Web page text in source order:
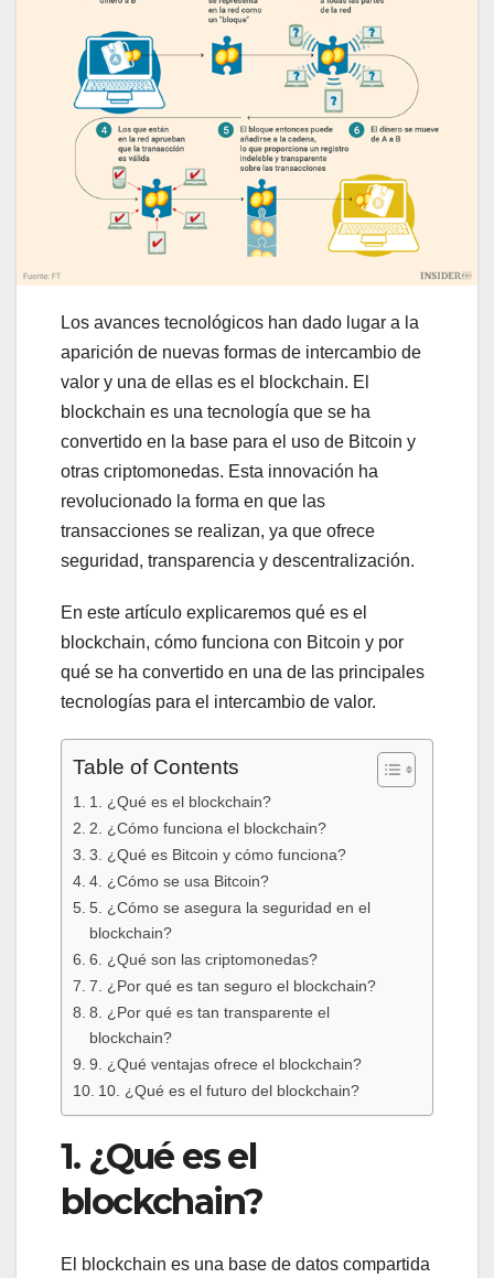
Los avances tecnológicos han dado lugar a la
aparición de nuevas formas de intercambio de
valor y una de ellas es el blockchain. El
blockchain es una tecnología que se ha
convertido en la base para el uso de Bitcoin y
otras criptomonedas. Esta innovación ha
revolucionado la forma en que las
transacciones se realizan, ya que ofrece
seguridad, transparencia y descentralización.
En este artículo explicaremos qué es el
blockchain, cómo funciona con Bitcoin y por
qué se ha convertido en una de las principales
tecnologías para el intercambio de valor.
Table of Contents
1. ¿Qué es el blockchain?
2. ¿Cómo funciona el blockchain?
3. ¿Qué es Bitcoin y cómo funciona?
4. ¿Cómo se usa Bitcoin?
5. ¿Cómo se asegura la seguridad en el
blockchain?
6. ¿Qué son las criptomonedas?
7. ¿Por qué es tan seguro el blockchain?
8. ¿Por qué es tan transparente el
blockchain?
9. ¿Qué ventajas ofrece el blockchain?
10. ¿Qué es el futuro del blockchain?
1. ¿Qué es el
blockchain?
El blockchain es una base de datos compartida